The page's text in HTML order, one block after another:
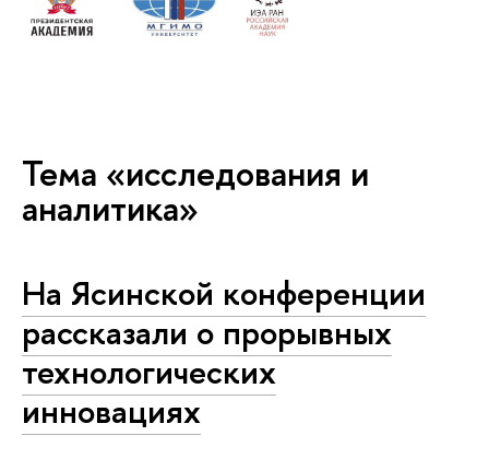
Тема «исследования и
аналитика»
На Ясинской конференции
рассказали о прорывных
технологических
инновациях